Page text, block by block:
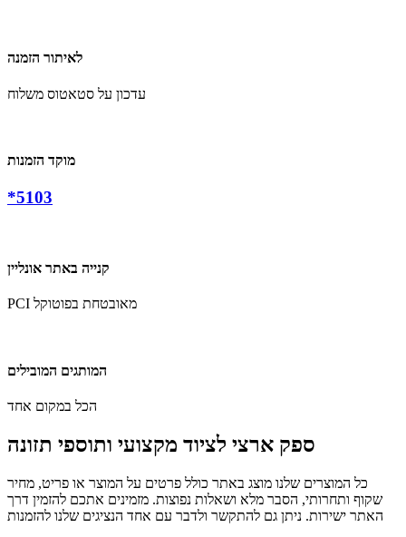
לאיתור הזמנה
עדכון על סטאטוס משלוח
מוקד הזמנות
*5103
קנייה באתר אונליין
PCI מאובטחת בפוטוקל
המותגים המובילים
הכל במקום אחד
ספק ארצי לציוד מקצועי ותוספי תזונה
כל המוצרים שלנו מוצג באתר כולל פרטים על המוצר או פריט, מחיר
שקוף ותחרותי, הסבר מלא ושאלות נפוצות. מזמינים אתכם להזמין דרך
האתר ישירות. ניתן גם להתקשר ולדבר עם אחד הנציגים שלנו להזמנות